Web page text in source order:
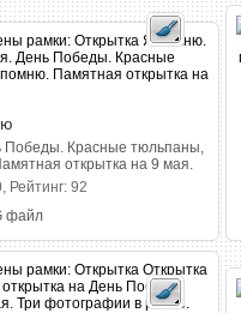
Победы. Красные тюльпаны,
открытка на 9 мая.
Рейтинг: 92
файл